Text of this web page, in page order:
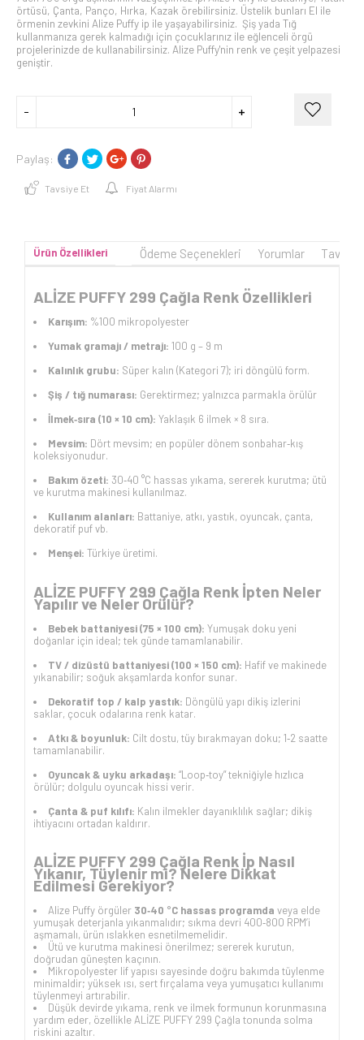
örtüsü, Çanta, Panço, Hırka, Kazak örebilirsiniz. Üstelik bunları El ile
örmenin zevkini Alize Puffy ip ile yaşayabilirsiniz. Şiş yada Tığ
kullanmanıza gerek kalmadığı için çocuklarınız ile eğlenceli örgü
projelerinizde de kullanabilirsiniz. Alize Puffy'nin renk ve çeşit yelpazesi
geniştir.
Paylaş:
Tavsiye Et Fiyat Alarmı
Ürün Özellikleri Ödeme Seçenekleri Yorumlar
ALİZE PUFFY 299 Çağla Renk Özellikleri
Karışım: %100 mikropolyester
Yumak gramajı / metrajı: 100 g – 9 m
Kalınlık grubu: Süper kalın (Kategori 7); iri döngülü form.
Şiş / tığ numarası: Gerektirmez; yalnızca parmakla örülür
İlmek‑sıra (10 × 10 cm): Yaklaşık 6 ilmek × 8 sıra.
Mevsim: Dört mevsim; en popüler dönem sonbahar‑kış
koleksiyonudur.
Bakım özeti: 30‑40 °C hassas yıkama, sererek kurutma; ütü
ve kurutma makinesi kullanılmaz.
Kullanım alanları: Battaniye, atkı, yastık, oyuncak, çanta,
dekoratif puf vb.
Menşei: Türkiye üretimi.
ALİZE PUFFY 299 Çağla Renk İpten Neler
Yapılır ve Neler Örülür?
Bebek battaniyesi (75 × 100 cm): Yumuşak doku yeni
doğanlar için ideal; tek günde tamamlanabilir.
TV / dizüstü battaniyesi (100 × 150 cm): Hafif ve makinede
yıkanabilir; soğuk akşamlarda konfor sunar.
Dekoratif top / kalp yastık: Döngülü yapı dikiş izlerini
saklar, çocuk odalarına renk katar.
Atkı & boyunluk: Cilt dostu, tüy bırakmayan doku; 1‑2 saatte
tamamlanabilir.
Oyuncak & uyku arkadaşı: “Loop‑toy” tekniğiyle hızlıca
örülür; dolgulu oyuncak hissi verir.
Çanta & puf kılıfı: Kalın ilmekler dayanıklılık sağlar; dikiş
ihtiyacını ortadan kaldırır.
ALİZE PUFFY 299 Çağla Renk İp Nasıl
Yıkanır, Tüylenir mi? Nelere Dikkat
Edilmesi Gerekiyor?
Alize Puffy örgüler 30‑40 °C hassas programda veya elde
yumuşak deterjanla yıkanmalıdır; sıkma devri 400‑800 RPM’i
aşmamalı, ürün ıslakken esnetilmemelidir.
Ütü ve kurutma makinesi önerilmez; sererek kurutun,
doğrudan güneşten kaçının.
Mikropolyester lif yapısı sayesinde doğru bakımda tüylenme
minimaldir; yüksek ısı, sert fırçalama veya yumuşatıcı kullanımı
tüylenmeyi artırabilir.
Düşük devirde yıkama, renk ve ilmek formunun korunmasına
yardım eder, özellikle ALİZE PUFFY 299 Çağla tonunda solma
riskini azaltır.